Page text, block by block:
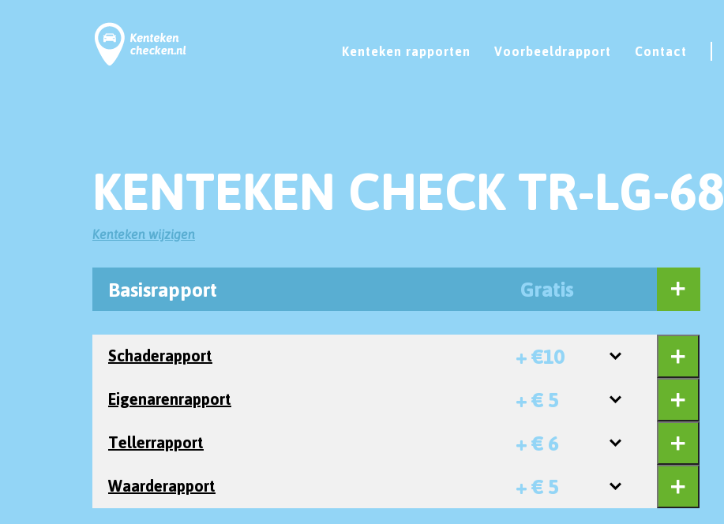
Kenteken rapporten Voorbeeldrapport Contact
KENTEKEN CHECK TR-LG-68
Kenteken wijzigen
Basisrapport Gratis
Schaderapport + €10
Eigenarenrapport + € 5
Tellerrapport + € 6
Waarderapport + € 5